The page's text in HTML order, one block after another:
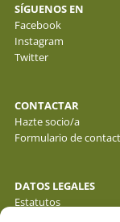
SÍGUENOS EN
Facebook
Instagram
Twitter
CONTACTAR
Hazte socio/a
Formulario de
DATOS LEGALES
Estatutos